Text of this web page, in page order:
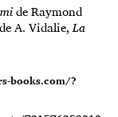
de Raymond
de A. Vidalie,La
books.com/?